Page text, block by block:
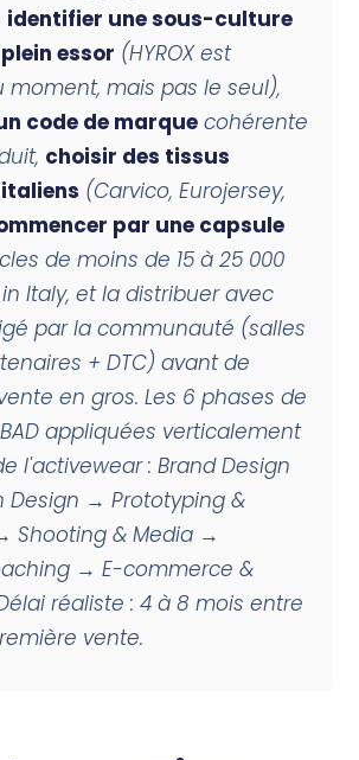
identifier une sous-culture
essor (HYROX est
moment, mais pas le seul),
code de marque cohérente
choisir des tissus
(Carvico, Eurojersey,
par une capsule
de moins de 15 à 25 000
Italy, et la distribuer avec
par la communauté (salles
+ DTC) avant de
en gros. Les 6 phases de
appliquées verticalement
l'activewear : Brand Design
Design → Prototyping &
Shooting & Media →
→ E-commerce &
réaliste : 4 à 8 mois entre
vente.